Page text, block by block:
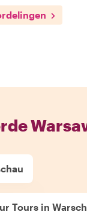
Tours in